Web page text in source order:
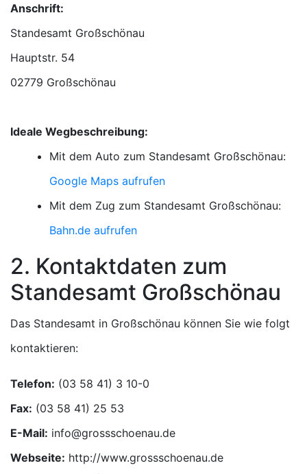
Anschrift:
Standesamt Großschönau
02779 Großschönau
Ideale Wegbeschreibung:
Mit dem Auto zum Standesamt Großschönau:
Google Maps aufrufen
Mit dem Zug zum Standesamt Großschönau:
Bahn.de aufrufen
2. Kontaktdaten zum
Standesamt Großschönau
Das Standesamt in Großschönau können Sie wie folgt
kontaktieren:
Telefon:
Fax:
E-Mail:
Webseite: http://www.grossschoenau.de